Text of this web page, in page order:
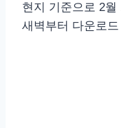
현지 기준으로 2월
새벽부터 다운로